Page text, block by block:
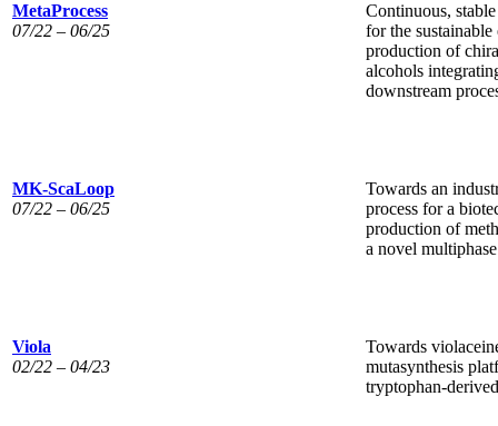
MetaProcess
07/22 – 06/25
Continuous, stable
for the sustainable
production of
alcohols
downstream
MK-ScaLoop
07/22 – 06/25
Towards an
process for a
production of
a novel
Viola
02/22 – 04/23
Towards
mutasynthesis
tryptophan-